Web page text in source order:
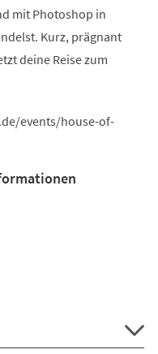
mit Photoshop in
Kurz, prägnant
deine Reise zum
events/house-of-